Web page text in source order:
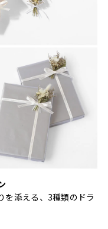
を添える、3種類のドラ